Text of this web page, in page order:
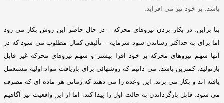
باشد
بر خود نیز می افزاید
بنا براین، در بکار بردن نیروهای محرکه – در حال حاضر این روش بکار می رود
اما برای به حداکثر رساندن سود سرمایه – تألیفی کمال مطلوب می شود که در
آنها سهم نیروهای محرکه بر خود افزا بیشتر و سهم نیروهای محرکه غیر قابل
بازتولید، کمترین باشد
می دانیم که روشهائی برای بازیافت مواد اولیه مستعمل
یافته اند و بکار می برند
این وعده را می دهند که زمانی هر ماده ای که مصرف
می شود، قابل بازگرداندن به حالت اول را پیدا کند
اما از این واقعیت نیز آگاهیم